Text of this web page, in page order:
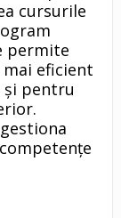
cursurile
permite
mai eficient
și pentru